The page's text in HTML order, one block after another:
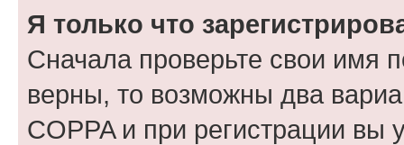
Я только что
Сначала проверьте свои имя
верны, то возможны два
COPPA и при регистрации вы